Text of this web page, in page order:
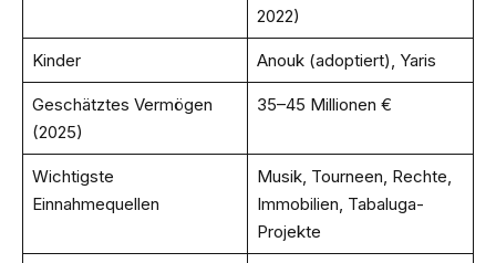
2022)
Kinder Anouk (adoptiert), Yaris
Geschätztes Vermögen
(2025)
35–45 Millionen €
Wichtigste
Einnahmequellen
Musik, Tourneen, Rechte,
Immobilien, Tabaluga-
Projekte